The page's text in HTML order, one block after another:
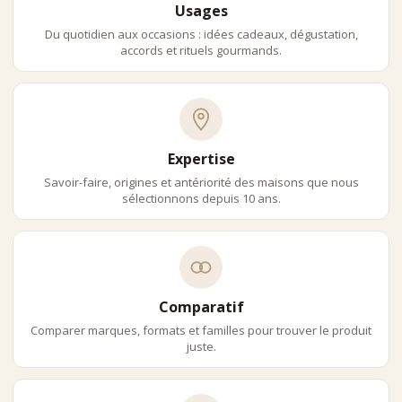
Comptoir Nourisson se positionne comme distributeur expert de
spiritueux haut de gamme, capable de proposer des sélections
pointues et cohérentes, destinées à une clientèle exigeante.
Ce positionnement s’appuie sur :
•une connaissance approfondie des terroirs
une exigence éditoriale forte
une vision long terme de la qualité
Usages
Du quotidien aux occasions : idées cadeaux, dégustation,
accords et rituels gourmands.
Expertise
Savoir-faire, origines et antériorité des maisons que nous
sélectionnons depuis 10 ans.
Comparatif
Comparer marques, formats et familles pour trouver le produit
juste.